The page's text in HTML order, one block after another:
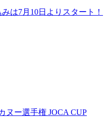
は7月10日よりスタート！
ヌー選手権 JOCA CUP